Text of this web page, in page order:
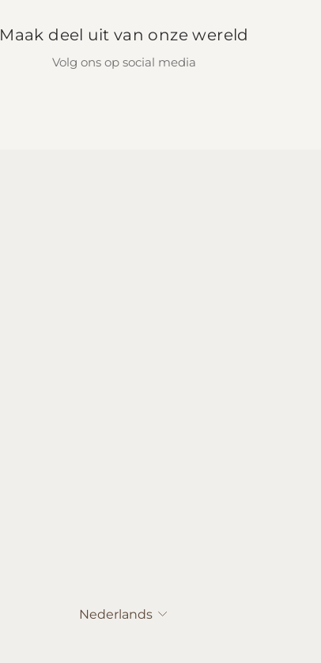
Maak deel uit van onze wereld
Volg ons op social media
Taal
Nederlands